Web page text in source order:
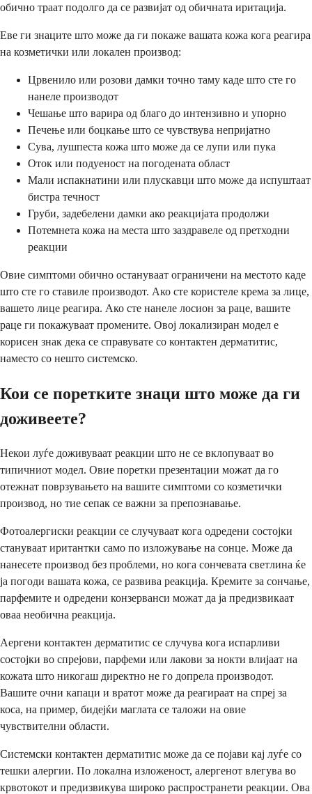
обично траат подолго да се развијат од обичната иритација.
Еве ги знаците што може да ги покаже вашата кожа кога реагира
на козметички или локален производ:
Црвенило или розови дамки точно таму каде што сте го
нанеле производот
Чешање што варира од благо до интензивно и упорно
Печење или боцкање што се чувствува непријатно
Сува, лушпеста кожа што може да се лупи или пука
Оток или подуеност на погодената област
Мали испакнатини или плускавци што може да испуштаат
бистра течност
Груби, задебелени дамки ако реакцијата продолжи
Потемнета кожа на места што заздравеле од претходни
реакции
Овие симптоми обично остануваат ограничени на местото каде
што сте го ставиле производот. Ако сте користеле крема за лице,
вашето лице реагира. Ако сте нанеле лосион за раце, вашите
раце ги покажуваат промените. Овој локализиран модел е
корисен знак дека се справувате со контактен дерматитис,
наместо со нешто системско.
Кои се поретките знаци што може да ги
доживеете?
Некои луѓе доживуваат реакции што не се вклопуваат во
типичниот модел. Овие поретки презентации можат да го
отежнат поврзувањето на вашите симптоми со козметички
производ, но тие сепак се важни за препознавање.
Фотоалергиски реакции се случуваат кога одредени состојки
стануваат иритантки само по изложување на сонце. Може да
нанесете производ без проблеми, но кога сончевата светлина ќе
ја погоди вашата кожа, се развива реакција. Кремите за сончање,
парфемите и одредени конзерванси можат да ја предизвикаат
оваа необична реакција.
Аергени контактен дерматитис се случува кога испарливи
состојки во спрејови, парфеми или лакови за нокти влијаат на
кожата што никогаш директно не го допрела производот.
Вашите очни капаци и вратот може да реагираат на спреј за
коса, на пример, бидејќи маглата се таложи на овие
чувствителни области.
Системски контактен дерматитис може да се појави кај луѓе со
тешки алергии. По локална изложеност, алергенот влегува во
крвотокот и предизвикува широко распространети реакции. Ова